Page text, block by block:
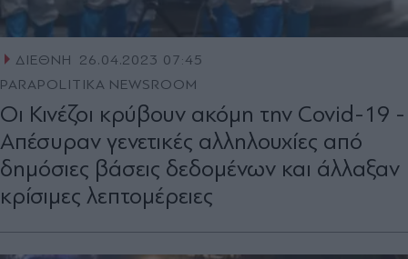
ΔΙΕΘΝΗ
26.04.2023 07:45
PARAPOLITIKA NEWSROOM
Οι Κινέζοι κρύβουν ακόμη την Covid-19 -
Απέσυραν γενετικές αλληλουχίες από
δημόσιες βάσεις δεδομένων και άλλαξαν
κρίσιμες λεπτομέρειες